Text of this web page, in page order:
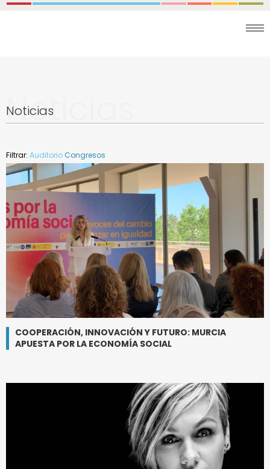
Noticias
Noticias
Filtrar: AuditorioCongresos
COOPERACIÓN, INNOVACIÓN Y FUTURO: MURCIA
APUESTA POR LA ECONOMÍA SOCIAL